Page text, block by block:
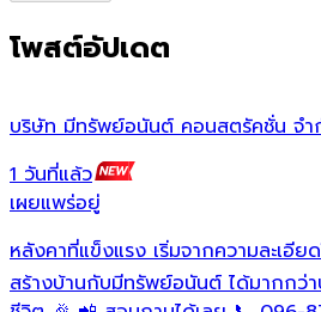
โพสต์อัปเดต
บริษัท มีทรัพย์อนันต์ คอนสตรัคชั่น จํ
1 วันที่แล้ว
เผยแพร่อยู่
หลังคาที่แข็งแรง เริ่มจากความละเอี
สร้างบ้านกับมีทรัพย์อนันต์ ได้มากกว่